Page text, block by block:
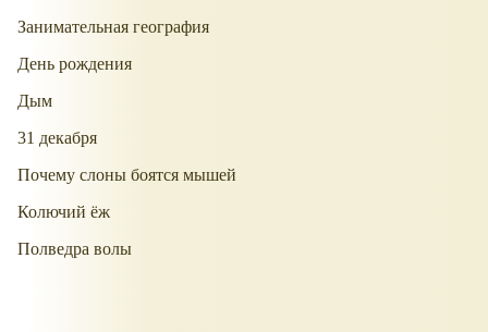
Занимательная география
День рождения
Дым
31 декабря
Почему слоны боятся мышей
Колючий ёж
Полведра волы